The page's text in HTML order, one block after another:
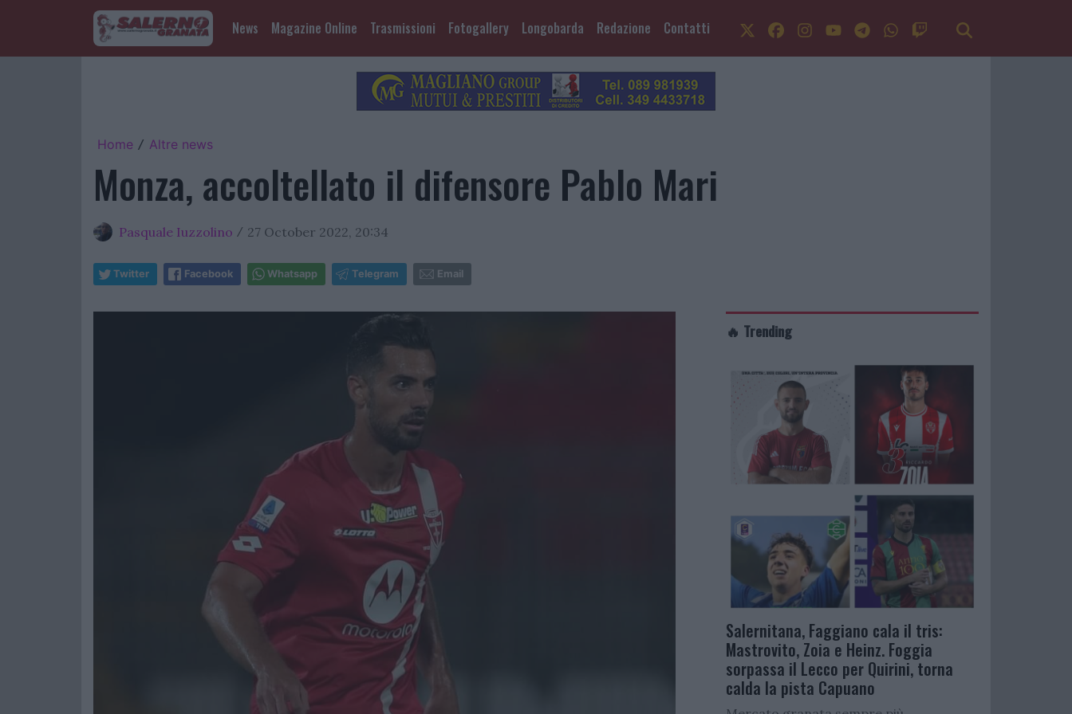
News Magazine Online Trasmissioni Fotogallery Longobarda Redazione Contatti
Home / Altre news
Monza, accoltellato il difensore Pablo Mari
Pasquale Iuzzolino / 27 October 2022, 20:34
Twitter Facebook Whatsapp Telegram Email
🔥 Trending
Salernitana, Faggiano cala il tris:
Mastrovito, Zoia e Heinz. Foggia
sorpassa il Lecco per Quirini, torna
calda la pista Capuano